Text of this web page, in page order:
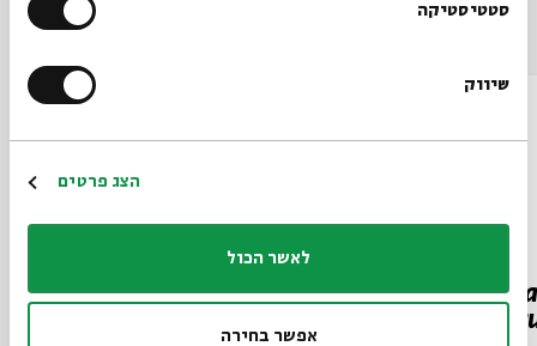
סטטיסטיקה
שיווק
הצג פרטים
לאשר הכול
אפשר בחירה
Charity